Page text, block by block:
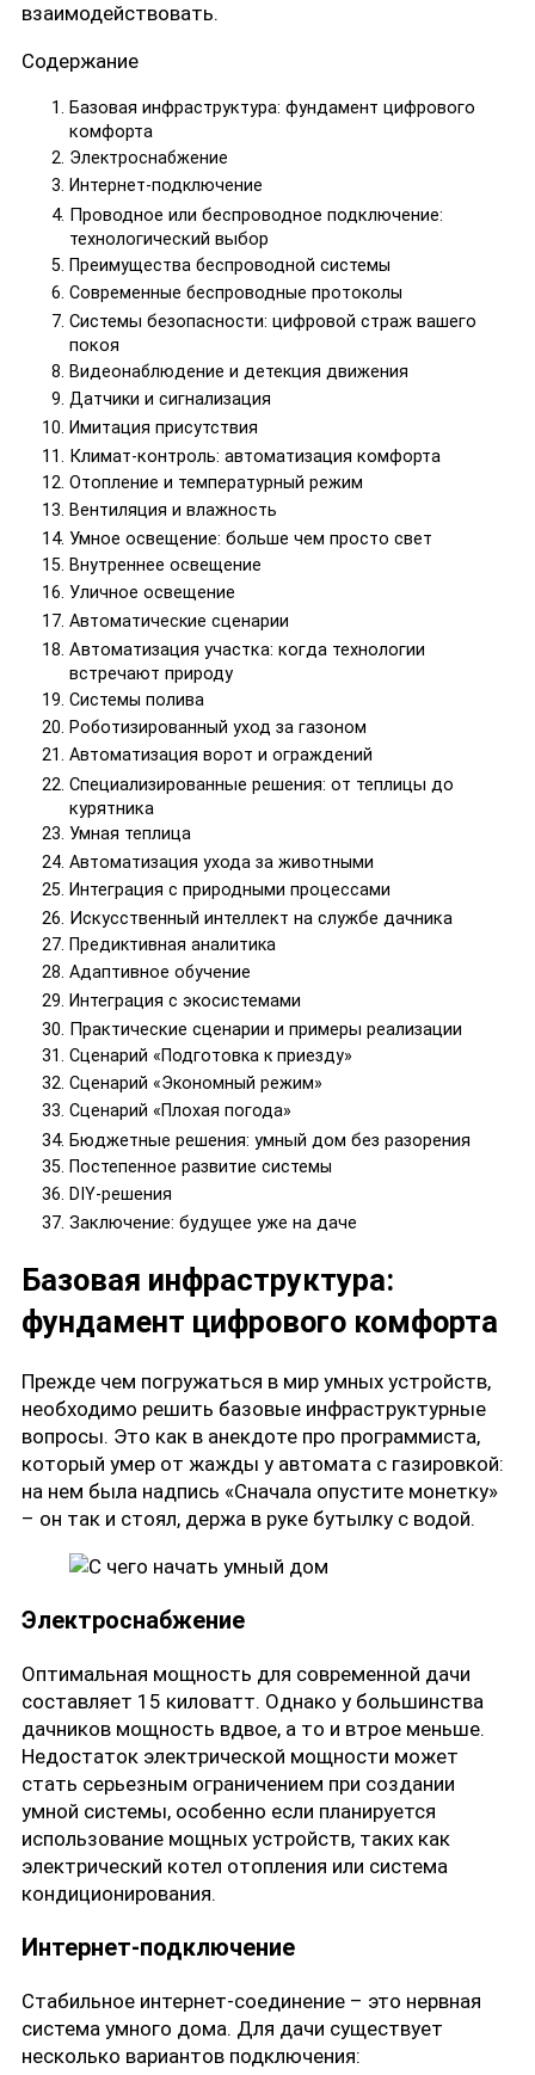
взаимодействовать.
Содержание
Базовая инфраструктура: фундамент цифрового
комфорта
Электроснабжение
Интернет-подключение
Проводное или беспроводное подключение:
технологический выбор
Преимущества беспроводной системы
Современные беспроводные протоколы
Системы безопасности: цифровой страж вашего
покоя
Видеонаблюдение и детекция движения
Датчики и сигнализация
Имитация присутствия
Климат-контроль: автоматизация комфорта
Отопление и температурный режим
Вентиляция и влажность
Умное освещение: больше чем просто свет
Внутреннее освещение
Уличное освещение
Автоматические сценарии
Автоматизация участка: когда технологии
встречают природу
Системы полива
Роботизированный уход за газоном
Автоматизация ворот и ограждений
Специализированные решения: от теплицы до
курятника
Умная теплица
Автоматизация ухода за животными
Интеграция с природными процессами
Искусственный интеллект на службе дачника
Предиктивная аналитика
Адаптивное обучение
Интеграция с экосистемами
Практические сценарии и примеры реализации
Сценарий «Подготовка к приезду»
Сценарий «Экономный режим»
Сценарий «Плохая погода»
Бюджетные решения: умный дом без разорения
Постепенное развитие системы
DIY-решения
Заключение: будущее уже на даче
Базовая инфраструктура:
фундамент цифрового комфорта
Прежде чем погружаться в мир умных устройств,
необходимо решить базовые инфраструктурные
вопросы. Это как в анекдоте про программиста,
который умер от жажды у автомата с газировкой:
на нем была надпись «Сначала опустите монетку»
– он так и стоял, держа в руке бутылку с водой.
Электроснабжение
Оптимальная мощность для современной дачи
составляет 15 киловатт. Однако у большинства
дачников мощность вдвое, а то и втрое меньше.
Недостаток электрической мощности может
стать серьезным ограничением при создании
умной системы, особенно если планируется
использование мощных устройств, таких как
электрический котел отопления или система
кондиционирования.
Интернет-подключение
Стабильное интернет-соединение – это нервная
система умного дома. Для дачи существует
несколько вариантов подключения: